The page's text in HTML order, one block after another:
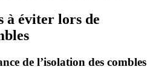
à éviter lors de
de l’isolation des combles